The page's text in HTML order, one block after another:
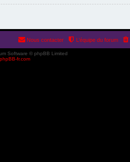
L’équipe du forum
Nous contacter
Software © phpBB Limited
phpBB-fr.com